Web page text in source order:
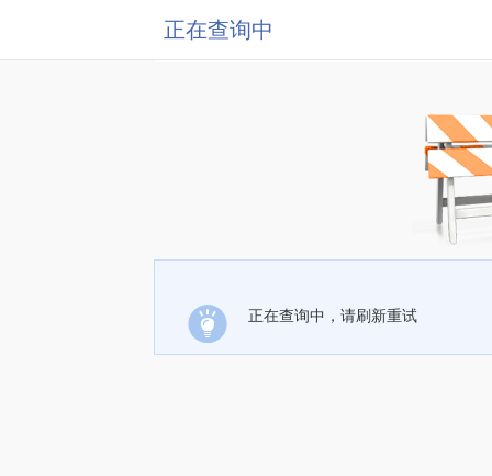
正在查询中
正在查询中，请刷新重试